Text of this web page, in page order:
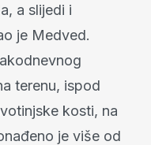
a slijedi i
je Medved.
terenu, ispod
kosti, na
je više od